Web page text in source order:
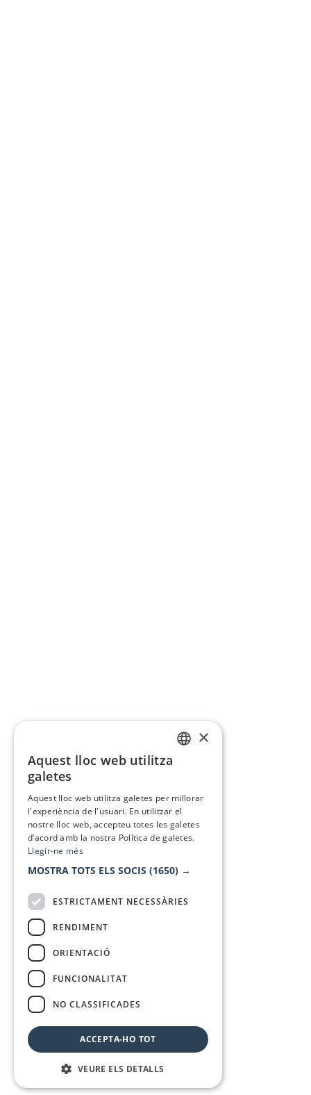
×
Aquest lloc web utilitza
galetes
Aquest lloc web utilitza galetes per millorar
l'experiència de l'usuari. En utilitzar el
nostre lloc web, accepteu totes les galetes
d’acord amb la nostra Política de galetes.
Llegir-ne més
MOSTRA TOTS ELS SOCIS (1650) →
ESTRICTAMENT NECESSÀRIES
RENDIMENT
ORIENTACIÓ
FUNCIONALITAT
NO CLASSIFICADES
ACCEPTA-HO TOT
VEURE ELS DETALLS